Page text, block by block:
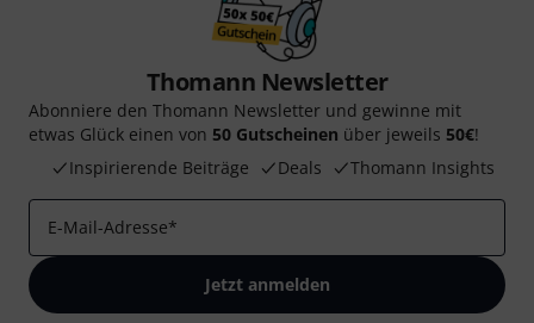
Thomann Newsletter
Abonniere den Thomann Newsletter und gewinne mit
etwas Glück einen von 50 Gutscheinen über jeweils 50€!
Inspirierende Beiträge
Deals Thomann Insights
E-Mail-Adresse*
Jetzt anmelden